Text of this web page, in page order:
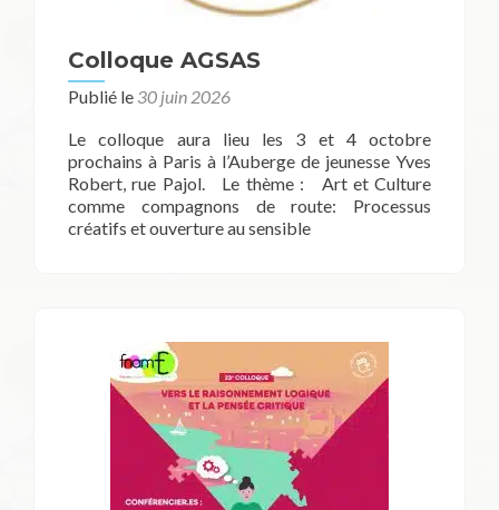
Colloque AGSAS
Publié le 30 juin 2026
Le colloque aura lieu les 3 et 4 octobre
prochains à Paris à l’Auberge de jeunesse Yves
Robert, rue Pajol. Le thème : Art et Culture
comme compagnons de route: Processus
créatifs et ouverture au sensible